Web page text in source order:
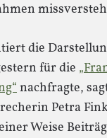
die
für die
nachfragte,
Petra
Weise